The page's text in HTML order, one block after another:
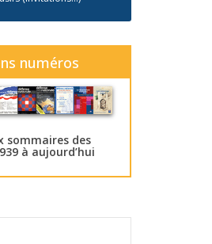
numéros
sommaires des
à aujourd’hui